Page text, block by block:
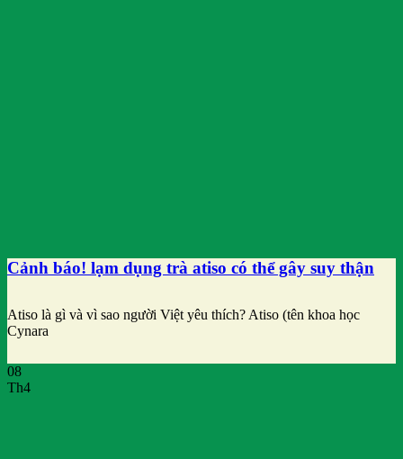
Cảnh báo! lạm dụng trà atiso có thể gây suy thận
Atiso là gì và vì sao người Việt yêu thích? Atiso (tên khoa học
Cynara
08
Th4